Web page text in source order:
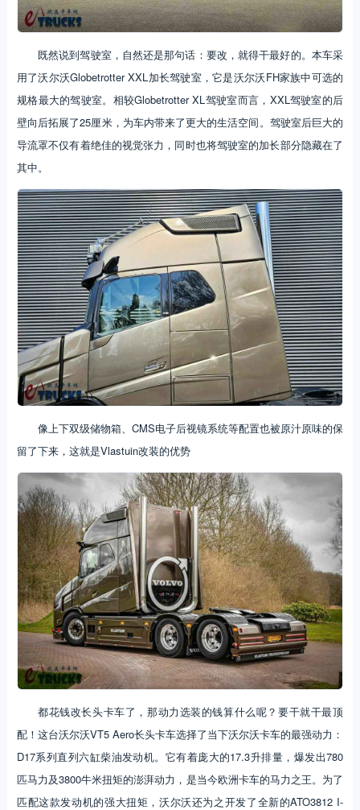
既然说到驾驶室，自然还是那句话：要改，就得干最好的。本车采
用了沃尔沃Globetrotter XXL加长驾驶室，它是沃尔沃FH家族中可选的
规格最大的驾驶室。相较Globetrotter XL驾驶室而言，XXL驾驶室的后
壁向后拓展了25厘米，为车内带来了更大的生活空间。驾驶室后巨大的
导流罩不仅有着绝佳的视觉张力，同时也将驾驶室的加长部分隐藏在了
其中。
像上下双级储物箱、CMS电子后视镜系统等配置也被原汁原味的保
留了下来，这就是Vlastuin改装的优势
都花钱改长头卡车了，那动力选装的钱算什么呢？要干就干最顶
配！这台沃尔沃VT5 Aero长头卡车选择了当下沃尔沃卡车的最强动力：
D17系列直列六缸柴油发动机。它有着庞大的17.3升排量，爆发出780
匹马力及3800牛米扭矩的澎湃动力，是当今欧洲卡车的马力之王。为了
匹配这款发动机的强大扭矩，沃尔沃还为之开发了全新的ATO3812 I-